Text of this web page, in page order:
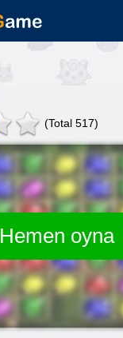
(Total 517)
Hemen oyna